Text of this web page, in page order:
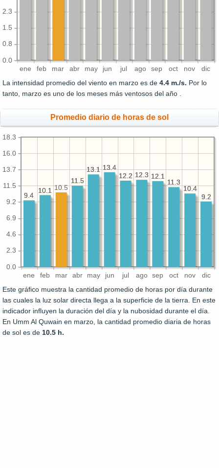
ene feb mar abr may jun jul ago sep oct nov dic
0.0
0.8
1.5
2.3
La intensidad promedio del viento en marzo es de 4.4 m./s. Por lo
tanto, marzo es uno de los meses más ventosos del año .
Promedio diario de horas de sol
ene feb mar abr may jun jul ago sep oct nov dic
0.0
2.3
4.6
6.9
9.2
11.5
13.7
16.0
18.3
9.2
10.4
11.3
12.1
12.3
12.2
13.4
13.1
11.5
10.1
9.4 9.2
10.4
11.3
12.1
12.3
12.2
13.4
13.1
11.5
10.5
10.1
9.4
Este gráfico muestra la cantidad promedio de horas por día durante
las cuales la luz solar directa llega a la superficie de la tierra. En este
indicador influyen la duración del día y la nubosidad durante el día.
En Umm Al Quwain en marzo, la cantidad promedio diaria de horas
de sol es de 10.5 h.